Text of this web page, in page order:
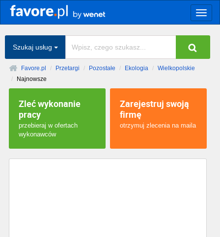
Szukaj usług
Favore.pl Przetargi Pozostałe Ekologia
Wielkopolskie
Najnowsze
Zleć wykonanie
pracy
przebieraj w ofertach
wykonawców
Zarejestruj swoją
firmę
otrzymuj zlecenia na maila